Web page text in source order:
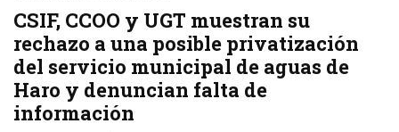
CSIF, CCOO y UGT muestran su
rechazo a una posible privatización
del servicio municipal de aguas de
Haro y denuncian falta de
información